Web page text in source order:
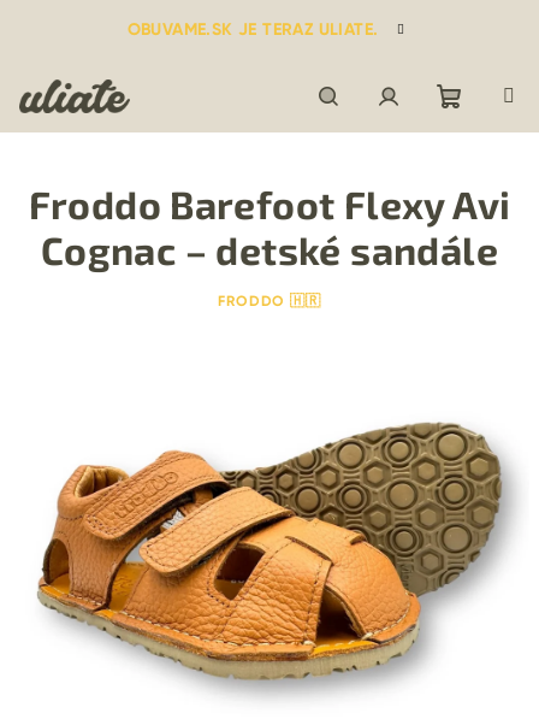
OBUVAME.SK JE TERAZ ULIATE.
HľadaťPrihlásenie
košík
Froddo Barefoot Flexy Avi
Cognac – detské sandále
FRODDO 🇭🇷